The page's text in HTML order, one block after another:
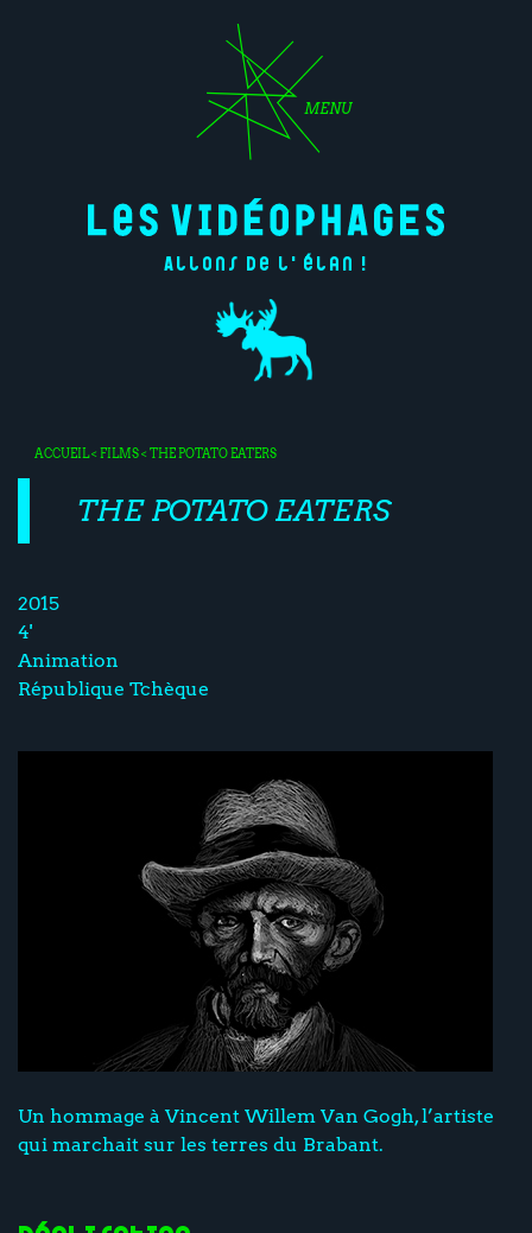
MENU
Allons de l'élan !
ACCUEIL< FILMS< THE POTATO EATERS
THE POTATO EATERS
2015
4'
Animation
République Tchèque
Un hommage à Vincent Willem Van Gogh, l’artiste
qui marchait sur les terres du Brabant.